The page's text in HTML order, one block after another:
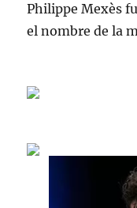
Philippe Mexès
el nombre de la